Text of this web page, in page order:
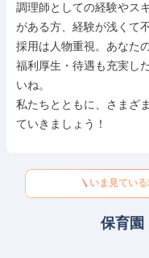
調理師としての経験やス
がある方、経験が浅くて
採用は人物重視。あなた
福利厚生・待遇も充実し
いね。
私たちとともに、さまざ
ていきましょう！
いま見てい
保育園